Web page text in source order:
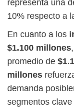
representa una
10% respecto a
En cuanto a los
$1.100 millones
promedio de
millones
demanda
segmentos